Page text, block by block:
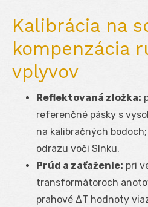
Kalibrácia na
kompenzácia
vplyvov
Reflektovaná zložka:
referenčné pásky s
na kalibračných
odrazu voči Slnku.
Prúd a zaťaženie: pri
transformátoroch
prahové ΔT hodnoty